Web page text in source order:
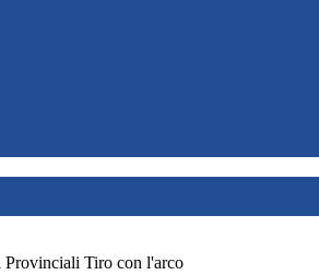
Provinciali Tiro con l'arco